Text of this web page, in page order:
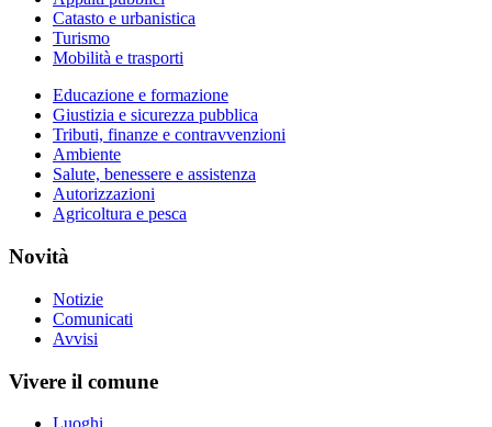
Catasto e urbanistica
Turismo
Mobilità e trasporti
Educazione e formazione
Giustizia e sicurezza pubblica
Tributi, finanze e contravvenzioni
Ambiente
Salute, benessere e assistenza
Autorizzazioni
Agricoltura e pesca
Novità
Notizie
Comunicati
Avvisi
Vivere il comune